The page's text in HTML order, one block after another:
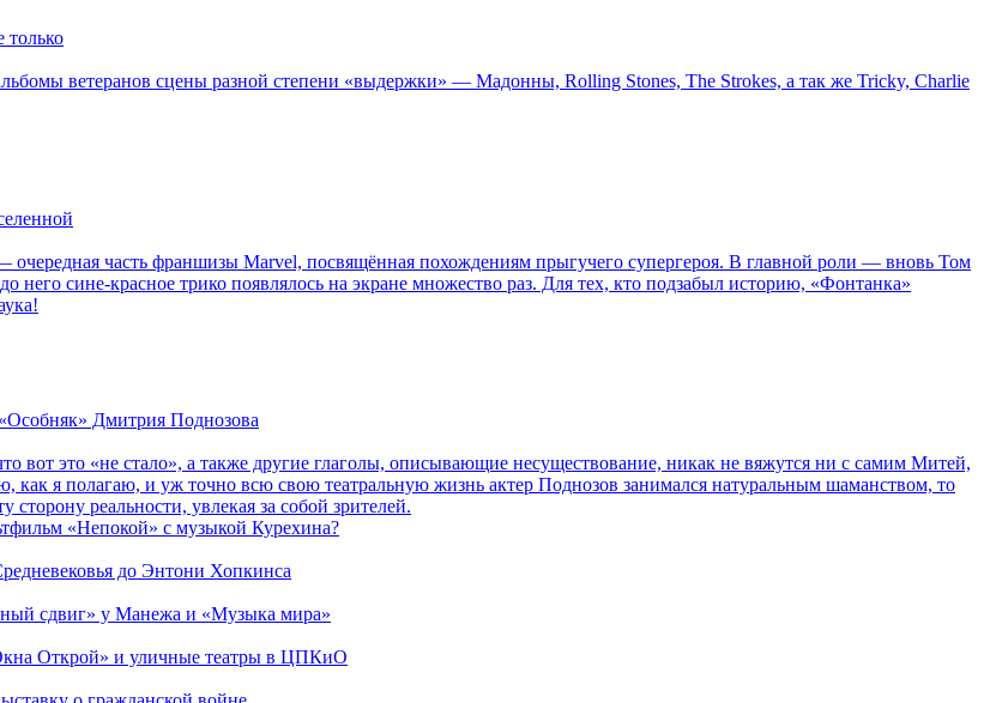
ветеранов сцены разной степени «выдержки» — Мадонны, Rolling Stones, The Strokes, а так же Tricky, Charlie
часть франшизы Marvel, посвящённая похождениям прыгучего супергероя. В главной роли — вновь Том
сине-красное трико появлялось на экране множество раз. Для тех, кто подзабыл историю, «Фонтанка»
«Особняк» Дмитрия Поднозова
вот это «не стало», а также другие глаголы, описывающие несуществование, никак не вяжутся ни с самим Митей,
как я полагаю, и уж точно всю свою театральную жизнь актер Поднозов занимался натуральным шаманством, то
реальности, увлекая за собой зрителей.
«Непокой» с музыкой Курехина?
до Энтони Хопкинса
сдвиг» у Манежа и «Музыка мира»
Открой» и уличные театры в ЦПКиО